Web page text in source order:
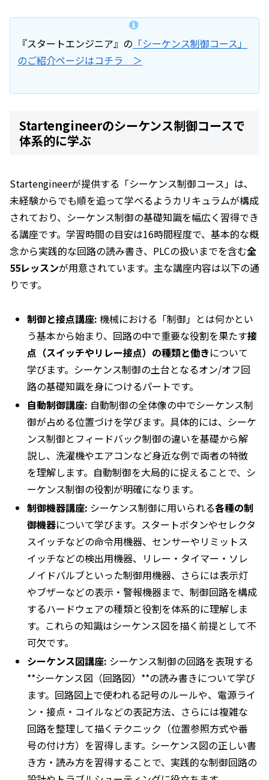
『スタートエンジニア』の 「シーケンス制御コース」
のご紹介ページはコチラ ＞
Startengineerのシーケンス制御コースで
体系的に学ぶ
Startengineerが提供する「シーケンス制御コース」は、
未経験からでも順を追って学べるようカリキュラムが構成
されており、シーケンス制御の基礎知識を幅広く習得でき
る講座です。学習時間の目安は16時間程度で、基本的な概
念から実践的な回路の読み書き、PLCの扱いまでを含む全
55レッスンが用意されています。主な講座内容は以下の通
りです。
制御と接点講座: 機械における「制御」とは何かとい
う基本から始まり、回路の中で重要な役割を果たす接
点（スイッチやリレー接点）の種類と働きについて
学びます。シーケンス制御の土台となるオン/オフ回
路の基礎知識を身につけるパートです。
自動制御講座: 自動制御の全体像の中でシーケンス制
御が占める位置づけを学びます。具体的には、シーケ
ンス制御とフィードバック制御の違いを基礎から解
説し、洗濯機やエアコンなど身近な例で両者の特徴
を理解します。自動制御を大局的に捉えることで、シ
ーケンス制御の役割が明確になります。
制御機器講座: シーケンス制御に用いられる各種の制
御機器について学びます。スタートボタンやセレクタ
スイッチなどの命令用機器、センサーやリミットス
イッチなどの検出用機器、リレー・タイマー・ソレ
ノイドバルブといった制御用機器、さらには表示灯
やブザーなどの表示・警報機器まで、制御回路を構成
するハードウェアの種類と役割を体系的に理解しま
す。これらの知識はシーケンス図を描く前提として不
可欠です。
シーケンス図講座: シーケンス制御の回路を表現する
**シーケンス図（回路図）**の読み書きについて学び
ます。回路図上で使われる記号のルールや、電源ライ
ン・接点・コイルなどの表記方法、さらには複雑な
回路を整理して描くテクニック（位置参照方式や番
号の付け方）を習得します。シーケンス図の正しい書
き方・読み方を習得することで、実践的な制御回路の